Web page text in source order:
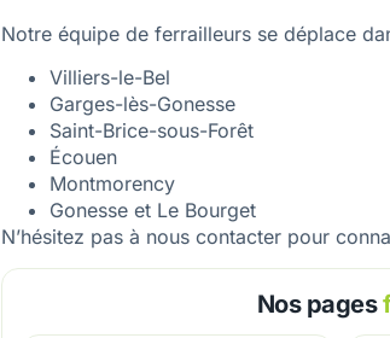
Notre équipe de ferrailleurs se déplace
Villiers-le-Bel
Garges-lès-Gonesse
Saint-Brice-sous-Forêt
Écouen
Montmorency
Gonesse et Le Bourget
N’hésitez pas à nous contacter pour
Nos pages